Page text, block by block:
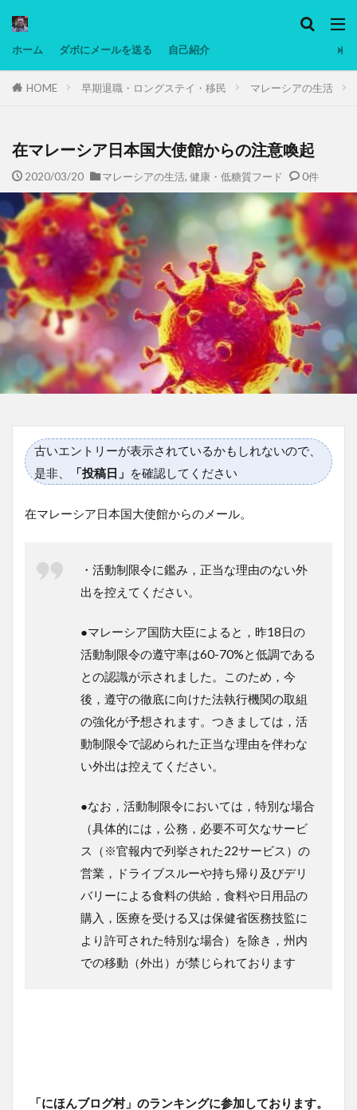
ホーム ダボにメールを送る 自己紹介
HOME 早期退職・ロングステイ・移民 マレーシアの生活
在マレーシア日本国大使館からの注意喚起
2020/03/20 マレーシアの生活, 健康・低糖質フード 0件
古いエントリーが表示されているかもしれないので、
是非、
「投稿日」 を確認してください
在マレーシア日本国大使館からのメール。
・活動制限令に鑑み，正当な理由のない外
出を控えてください。
●マレーシア国防大臣によると，昨18日の
活動制限令の遵守率は60-70%と低調である
との認識が示されました。このため，今
後，遵守の徹底に向けた法執行機関の取組
の強化が予想されます。つきましては，活
動制限令で認められた正当な理由を伴わな
い外出は控えてください。
●なお，活動制限令においては，特別な場合
（具体的には，公務，必要不可欠なサービ
ス（※官報内で列挙された22サービス）の
営業，ドライブスルーや持ち帰り及びデリ
バリーによる食料の供給，食料や日用品の
購入，医療を受ける又は保健省医務技監に
より許可された特別な場合）を除き，州内
での移動（外出）が禁じられております
「にほんブログ村」のランキングに参加しております。
タグ
マレーシア動画
ヨーグルト
備忘録
動画 日本人村社会 脱水シート
検索